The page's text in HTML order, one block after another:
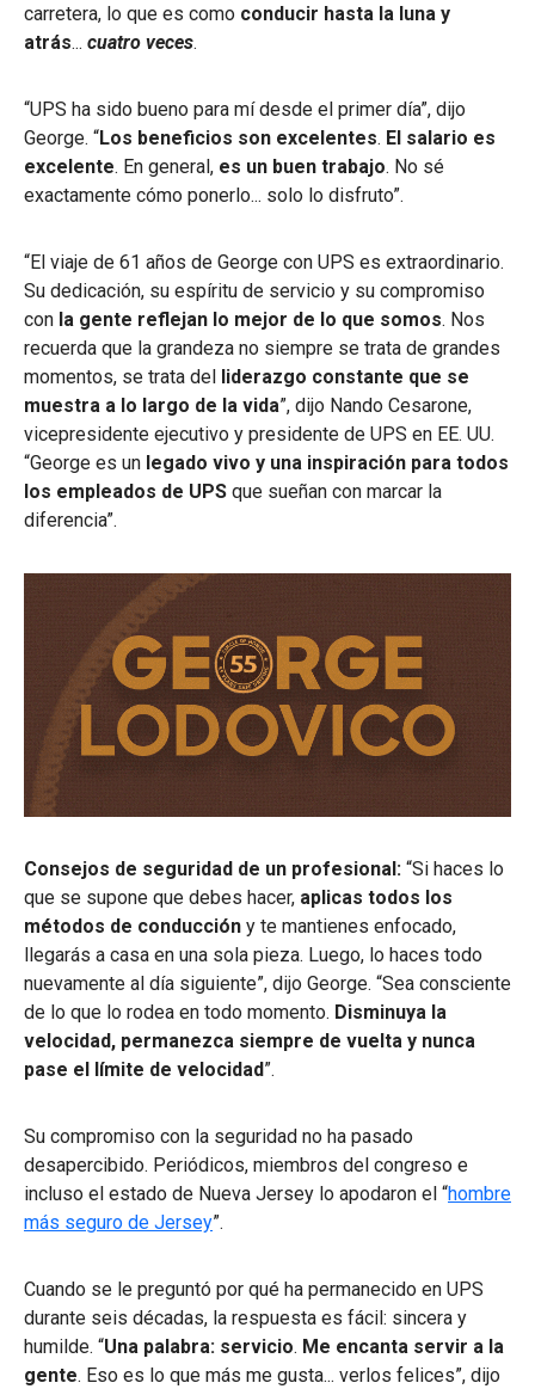
carretera, lo que es como conducir hasta la luna y
atrás... cuatro veces.
“UPS ha sido bueno para mí desde el primer día”, dijo
George. “Los beneficios son excelentes. El salario es
excelente. En general, es un buen trabajo. No sé
exactamente cómo ponerlo... solo lo disfruto”.
“El viaje de 61 años de George con UPS es extraordinario.
Su dedicación, su espíritu de servicio y su compromiso
con la gente reflejan lo mejor de lo que somos. Nos
recuerda que la grandeza no siempre se trata de grandes
momentos, se trata del liderazgo constante que se
muestra a lo largo de la vida”, dijo Nando Cesarone,
vicepresidente ejecutivo y presidente de UPS en EE. UU.
“George es un legado vivo y una inspiración para todos
los empleados de UPS que sueñan con marcar la
diferencia”.
Consejos de seguridad de un profesional: “Si haces lo
que se supone que debes hacer, aplicas todos los
métodos de conducción y te mantienes enfocado,
llegarás a casa en una sola pieza. Luego, lo haces todo
nuevamente al día siguiente”, dijo George. “Sea consciente
de lo que lo rodea en todo momento. Disminuya la
velocidad, permanezca siempre de vuelta y nunca
pase el límite de velocidad”.
Su compromiso con la seguridad no ha pasado
desapercibido. Periódicos, miembros del congreso e
incluso el estado de Nueva Jersey lo apodaron el “hombre
más seguro de Jersey”.
Cuando se le preguntó por qué ha permanecido en UPS
durante seis décadas, la respuesta es fácil: sincera y
humilde. “Una palabra: servicio. Me encanta servir a la
gente. Eso es lo que más me gusta... verlos felices”, dijo